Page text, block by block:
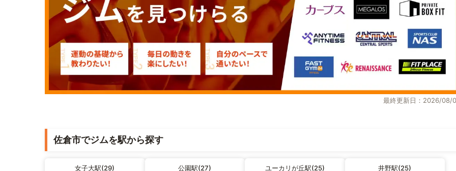
最終更新日：2026/08/
佐倉市でジムを駅から探す
女子大駅(29) 公園駅(27) ユーカリが丘駅(25) 井野駅(25)